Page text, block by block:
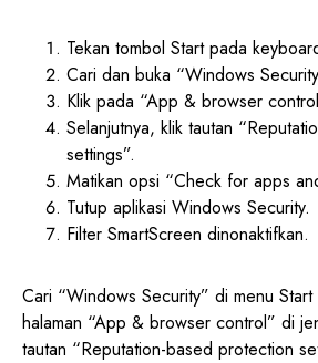
Tekan tombol Start pada
Cari dan buka “Windows
Klik pada “App & browser
Selanjutnya, klik tautan
settings”.
Matikan opsi “Check for apps
Tutup aplikasi Windows Security.
Filter SmartScreen dinonaktifkan.
Cari “Windows Security” di menu
halaman “App & browser control” di
tautan “Reputation-based protection